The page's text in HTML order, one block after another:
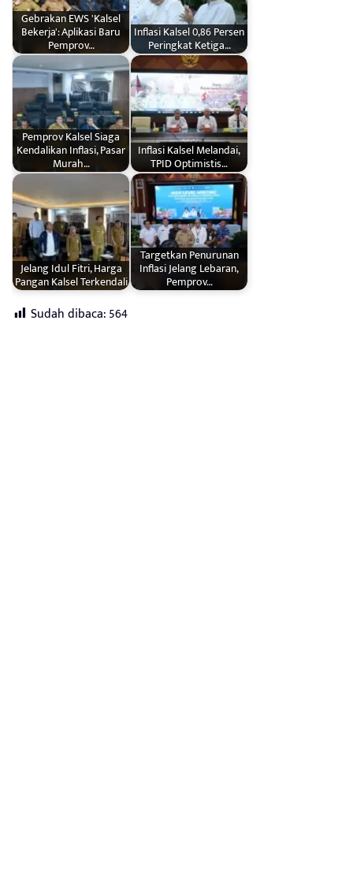
Gebrakan EWS 'Kalsel
Bekerja': Aplikasi Baru
Pemprov…
Inflasi Kalsel 0,86 Persen
Peringkat Ketiga…
Pemprov Kalsel Siaga
Kendalikan Inflasi, Pasar
Murah…
Inflasi Kalsel Melandai,
TPID Optimistis…
Jelang Idul Fitri, Harga
Pangan Kalsel Terkendali
Targetkan Penurunan
Inflasi Jelang Lebaran,
Pemprov…
Sudah dibaca:564